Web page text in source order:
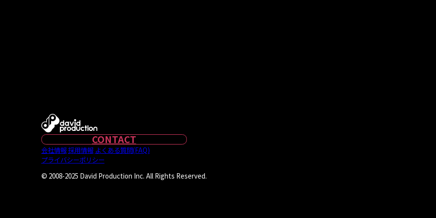
CONTACT
会社情報採用情報 よくある質問(FAQ)
プライバシーポリシー
© 2008-2025 David Production Inc. All Rights Reserved.